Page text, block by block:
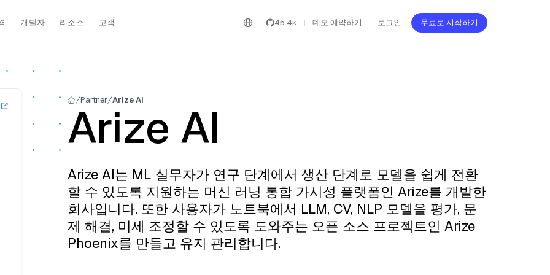
개발자 리소스 고객 45.4k 데모 예약하기 로그인 무료로 시작하기
Partner Arize AI
Arize AI
Arize AI는 ML 실무자가 연구 단계에서 생산 단계로 모델을 쉽게 전환
할 수 있도록 지원하는 머신 러닝 통합 가시성 플랫폼인 Arize를 개발한
회사입니다. 또한 사용자가 노트북에서 LLM, CV, NLP 모델을 평가, 문
제 해결, 미세 조정할 수 있도록 도와주는 오픈 소스 프로젝트인 Arize
Phoenix를 만들고 유지 관리합니다.